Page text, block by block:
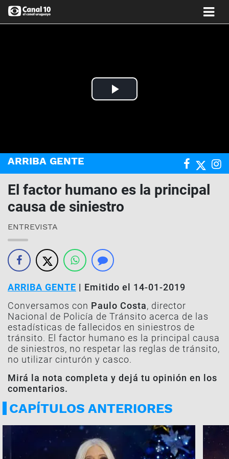
Play
ARRIBA GENTE
El factor humano es la principal
causa de siniestro
ENTREVISTA
ARRIBA GENTE | Emitido el 14-01-2019
Conversamos con Paulo Costa, director
Nacional de Policía de Tránsito acerca de las
estadísticas de fallecidos en siniestros de
tránsito. El factor humano es la principal causa
de siniestros, no respetar las reglas de tránsito,
no utilizar cinturón y casco.
Mirá la nota completa y dejá tu opinión en los
comentarios.
CAPÍTULOS ANTERIORES